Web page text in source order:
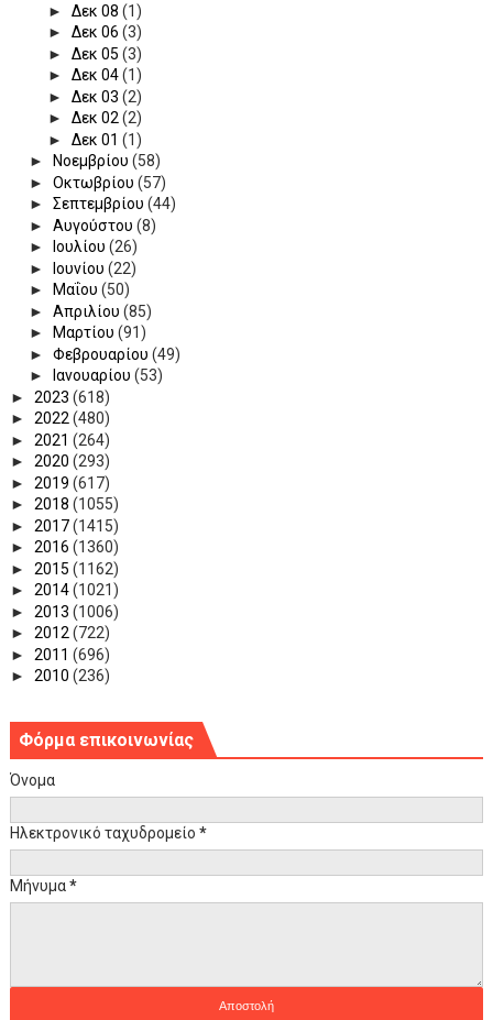
► Δεκ 08 (1)
► Δεκ 06 (3)
► Δεκ 05 (3)
► Δεκ 04(1)
► Δεκ 03 (2)
► Δεκ 02(2)
► Δεκ 01 (1)
►
Νοεμβρίου (58)
► Οκτωβρίου (57)
► Σεπτεμβρίου (44)
► Αυγούστου (8)
►
Ιουλίου (26)
►
Ιουνίου (22)
►
Μαΐου (50)
► Απριλίου (85)
►
Μαρτίου (91)
► Φεβρουαρίου (49)
►
Ιανουαρίου (53)
► 2023 (618)
► 2022(480)
► 2021 (264)
► 2020 (293)
► 2019 (617)
► 2018 (1055)
► 2017(1415)
► 2016 (1360)
► 2015 (1162)
► 2014(1021)
► 2013 (1006)
► 2012(722)
► 2011 (696)
► 2010 (236)
Φόρμα επικοινωνίας
Όνομα
Ηλεκτρονικό ταχυδρομείο *
Μήνυμα*